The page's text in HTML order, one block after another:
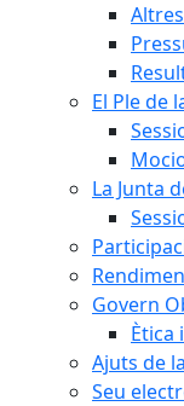
El Ple de
La Junta
Govern
Ètica
Ajuts de
Seu